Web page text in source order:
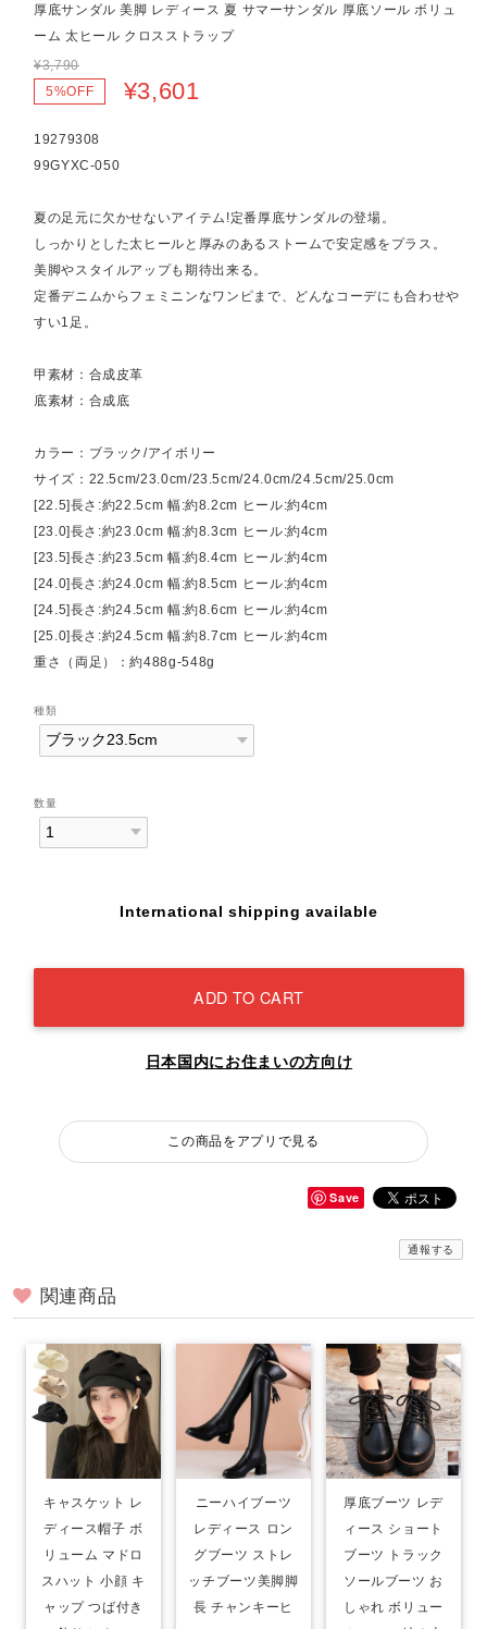
厚底サンダル 美脚 レディース 夏 サマーサンダル 厚底ソール ボリュ
ーム 太ヒール クロスストラップ
¥3,790
5%OFF
¥3,601
19279308
99GYXC-050
夏の足元に欠かせないアイテム!定番厚底サンダルの登場。
しっかりとした太ヒールと厚みのあるストームで安定感をプラス。
美脚やスタイルアップも期待出来る。
定番デニムからフェミニンなワンピまで、どんなコーデにも合わせや
すい1足。
甲素材：合成皮革
底素材：合成底
カラー：ブラック/アイボリー
サイズ：22.5cm/23.0cm/23.5cm/24.0cm/24.5cm/25.0cm
[22.5]長さ:約22.5cm 幅:約8.2cm ヒール:約4cm
[23.0]長さ:約23.0cm 幅:約8.3cm ヒール:約4cm
[23.5]長さ:約23.5cm 幅:約8.4cm ヒール:約4cm
[24.0]長さ:約24.0cm 幅:約8.5cm ヒール:約4cm
[24.5]長さ:約24.5cm 幅:約8.6cm ヒール:約4cm
[25.0]長さ:約24.5cm 幅:約8.7cm ヒール:約4cm
重さ（両足）：約488g-548g
種類
数量
International shipping available
ADD TO CART
日本国内にお住まいの方向け
この商品をアプリで見る
Save
通報する
関連商品
キャスケット レ
ディース帽子 ボ
リューム マドロ
スハット 小顔 キ
ャップ つば付き
ニーハイブーツ
レディース ロン
グブーツ ストレ
ッチブーツ美脚脚
長 チャンキーヒ
厚底ブーツ レデ
ィース ショート
ブーツ トラック
ソールブーツ お
しゃれ ボリュー